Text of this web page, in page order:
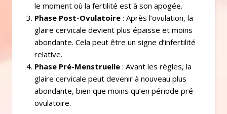
le moment où la fertilité est à son apogée.
Phase Post-Ovulatoire : Après l’ovulation, la
glaire cervicale devient plus épaisse et moins
abondante. Cela peut être un signe d’infertilité
relative.
Phase Pré-Menstruelle : Avant les règles, la
glaire cervicale peut devenir à nouveau plus
abondante, bien que moins qu’en période pré-
ovulatoire.